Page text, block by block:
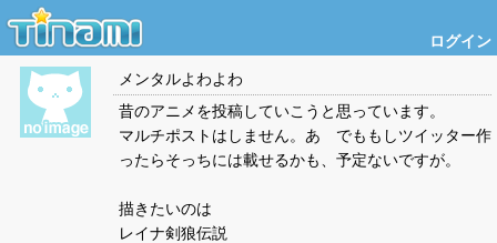
ログイン
メンタルよわよわ
昔のアニメを投稿していこうと思っています。
マルチポストはしません。あ でももしツイッター作
ったらそっちには載せるかも、予定ないですが。
描きたいのは
レイナ剣狼伝説